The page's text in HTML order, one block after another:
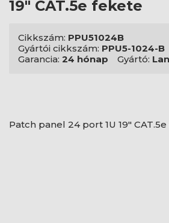
19" CAT.5e fekete
Cikkszám: PPU51024B
Gyártói cikkszám: PPU5-1024-B
Garancia: 24 hónap Gyártó:
Patch panel 24 port 1U 19"